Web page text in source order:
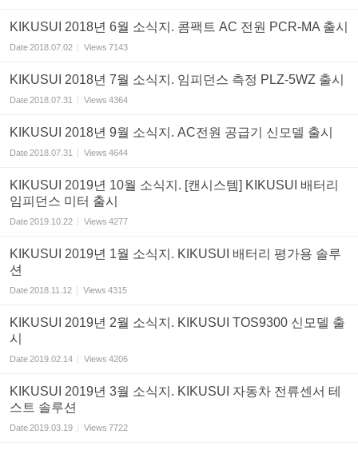
KIKUSUI 2018년 6월 소식지. 콤팩트 AC 전원 PCR-MA 출시
Date2018.07.02 Views 7143
KIKUSUI 2018년 7월 소식지. 임피던스 측정 PLZ-5WZ 출시
Date2018.07.31 Views 4364
KIKUSUI 2018년 9월 소식지. AC전원 공급기 신모델 출시
Date2018.07.31 Views 4644
KIKUSUI 2019년 10월 소식지. [캔시스템] KIKUSUI 배터리
임피던스 미터 출시
Date2019.10.22 Views 4277
KIKUSUI 2019년 1월 소식지. KIKUSUI 배터리 평가용 솔루
션
Date2018.11.12 Views 4315
KIKUSUI 2019년 2월 소식지. KIKUSUI TOS9300 신모델 출
시
Date2019.02.14 Views 4206
KIKUSUI 2019년 3월 소식지. KIKUSUI 자동차 전류센서 테
스트 솔루션
Date2019.03.19 Views 7722